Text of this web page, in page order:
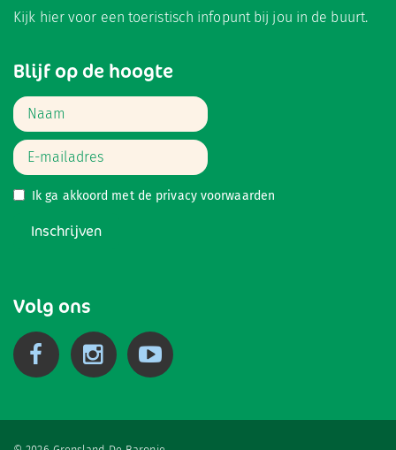
Kijk hiervoor een toeristisch infopunt bij jou in de buurt.
Blijf op de hoogte
Ik ga akkoord met de privacy voorwaarden
Inschrijven
Volg ons